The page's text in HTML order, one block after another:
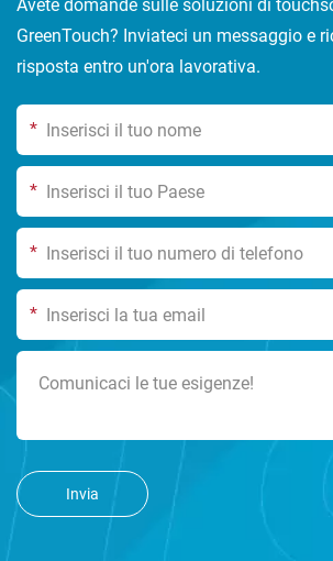
Avete domande sulle soluzioni di
GreenTouch? Inviateci un messaggio e
risposta entro un'ora lavorativa.
*
*
*
*
Invia